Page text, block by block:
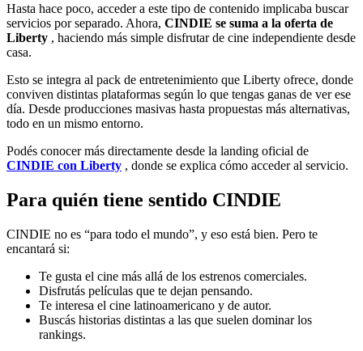
Hasta hace poco, acceder a este tipo de contenido implicaba buscar
servicios por separado. Ahora, CINDIE se suma a la oferta de
Liberty , haciendo más simple disfrutar de cine independiente desde
casa.
Esto se integra al pack de entretenimiento que Liberty ofrece, donde
conviven distintas plataformas según lo que tengas ganas de ver ese
día. Desde producciones masivas hasta propuestas más alternativas,
todo en un mismo entorno.
Podés conocer más directamente desde la landing oficial de
CINDIE con Liberty , donde se explica cómo acceder al servicio.
Para quién tiene sentido CINDIE
CINDIE no es “para todo el mundo”, y eso está bien. Pero te
encantará si:
Te gusta el cine más allá de los estrenos comerciales.
Disfrutás películas que te dejan pensando.
Te interesa el cine latinoamericano y de autor.
Buscás historias distintas a las que suelen dominar los
rankings.